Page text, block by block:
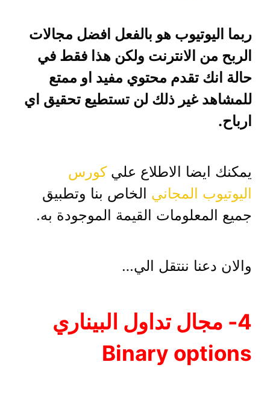
ربما اليوتيوب هو بالفعل افضل مجالات
الربح من الانترنت ولكن هذا فقط في
حالة انك تقدم محتوي مفيد او ممتع
للمشاهد غير ذلك لن تستطيع تحقيق اي
ارباح.
يمكنك ايضا الاطلاع عليكورس
اليوتيوب المجاني الخاص بنا وتطبيق
جميع المعلومات القيمة الموجودة به.
والان دعنا ننتقل الي…
4- مجال تداول البيناري
Binary options